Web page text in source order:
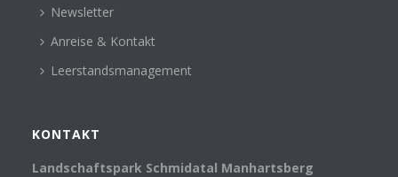
Newsletter
Anreise & Kontakt
Leerstandsmanagement
KONTAKT
Landschaftspark Schmidatal Manhartsberg